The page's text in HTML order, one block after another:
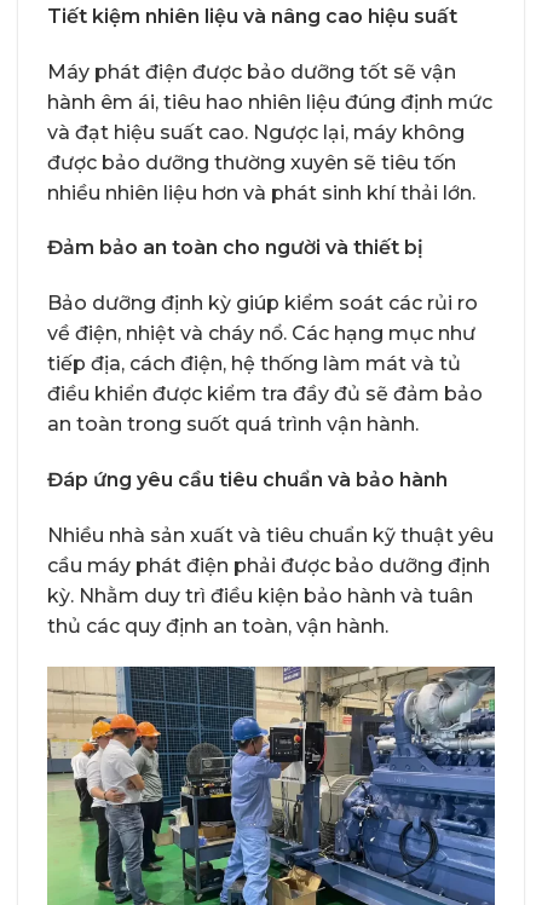
Tiết kiệm nhiên liệu và nâng cao hiệu suất
Máy phát điện được bảo dưỡng tốt sẽ vận
hành êm ái, tiêu hao nhiên liệu đúng định mức
và đạt hiệu suất cao. Ngược lại, máy không
được bảo dưỡng thường xuyên sẽ tiêu tốn
nhiều nhiên liệu hơn và phát sinh khí thải lớn.
Đảm bảo an toàn cho người và thiết bị
Bảo dưỡng định kỳ giúp kiểm soát các rủi ro
về điện, nhiệt và cháy nổ. Các hạng mục như
tiếp địa, cách điện, hệ thống làm mát và tủ
điều khiển được kiểm tra đầy đủ sẽ đảm bảo
an toàn trong suốt quá trình vận hành.
Đáp ứng yêu cầu tiêu chuẩn và bảo hành
Nhiều nhà sản xuất và tiêu chuẩn kỹ thuật yêu
cầu máy phát điện phải được bảo dưỡng định
kỳ. Nhằm duy trì điều kiện bảo hành và tuân
thủ các quy định an toàn, vận hành.